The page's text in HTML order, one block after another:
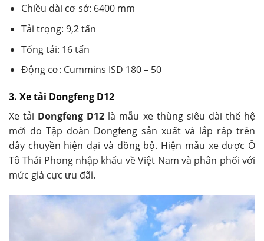
Chiều dài cơ sở: 6400 mm
Tải trọng: 9,2 tấn
Tổng tải: 16 tấn
Động cơ: Cummins ISD 180 – 50
3. Xe tải Dongfeng D12
Xe tải Dongfeng D12 là mẫu xe thùng siêu dài thế hệ
mới do Tập đoàn Dongfeng sản xuất và lắp ráp trên
dây chuyền hiện đại và đồng bộ. Hiện mẫu xe được Ô
Tô Thái Phong nhập khẩu về Việt Nam và phân phối với
mức giá cực ưu đãi.